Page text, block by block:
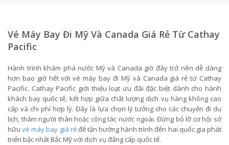
Vé Máy Bay Đi Mỹ Và Canada Giá Rẻ Từ Cathay
Pacific
Hành trình khám phá nước Mỹ và Canada giờ đây trở nên dễ dàng
hơn bao giờ hết với vé máy bay đi Mỹ và Canada giá rẻ từ Cathay
Pacific. Cathay Pacific giới thiệu loạt ưu đãi đặc biệt dành cho hành
khách bay quốc tế, kết hợp giữa chất lượng dịch vụ hàng không cao
cấp và chi phí hợp lý. Đây là lựa chọn lý tưởng cho các chuyến đi du
lịch, thăm người thân hoặc công tác nước ngoài. Đừng bỏ lỡ cơ hội sở
hữuvé máy bay giá rẻđể tận hưởng hành trình đến hai quốc gia phát
triển bậc nhất Bắc Mỹ với dịch vụ đẳng cấp quốc tế.